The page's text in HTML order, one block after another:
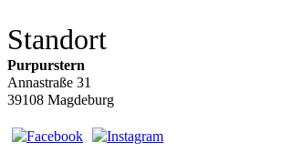
Standort
Purpurstern
Annastraße 31
39108 Magdeburg